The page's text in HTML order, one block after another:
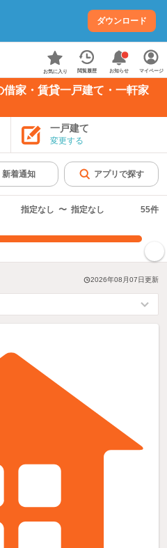
ダウンロード
お気に入り 閲覧履歴 お知らせ マイページ
家・賃貸一戸建て・一軒家
一戸建て
変更する
新着通知 アプリで探す
指定なし 〜 指定なし 55件
2026年08月07日更新